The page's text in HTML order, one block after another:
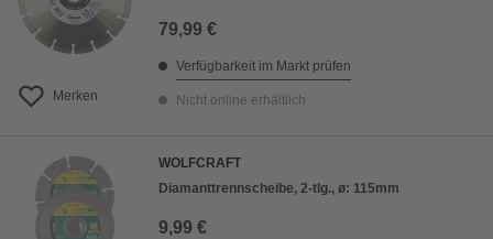
Merken
79,99 €
Verfügbarkeit im Markt prüfen
Nicht online erhältlich
WOLFCRAFT
Diamanttrennscheibe, 2-tlg., ø: 115mm
9,99 €